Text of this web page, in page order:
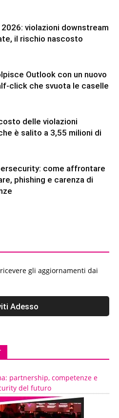
violazioni downstream
il rischio nascosto
Outlook con un nuovo
click che svuota le caselle
delle violazioni
è salito a 3,55 milioni di
come affrontare
phishing e carenza di
gli aggiornamenti dai
partnership, competenze e
del futuro